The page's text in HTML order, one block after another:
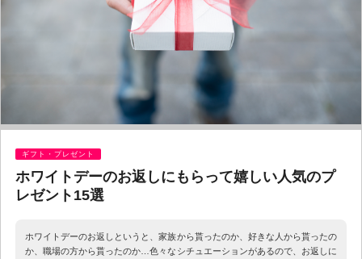
ギフト・プレゼント
ホワイトデーのお返しにもらって嬉しい人気のプ
レゼント15選
ホワイトデーのお返しというと、家族から貰ったのか、好きな人から貰ったの
か、職場の方から貰ったのか…色々なシチュエーションがあるので、お返しに